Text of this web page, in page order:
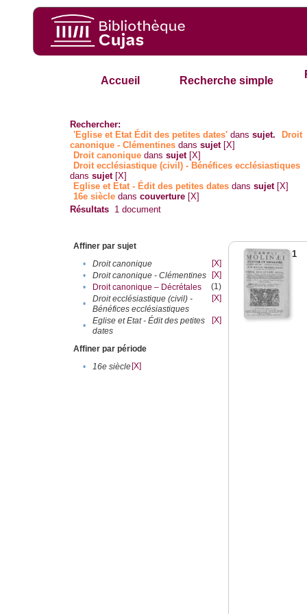
Accueil Recherche simple
Rechercher:
'Eglise et Etat Édit des petites dates' danssujet.
Droit
canonique - Clémentines danssujet [X]
Droit canonique danssujet [X]
Droit ecclésiastique (civil) - Bénéfices ecclésiastiques
danssujet [X]
Eglise et Etat - Édit des petites dates danssujet [X]
16e siècle danscouverture [X]
Résultats 1 document
Affiner par sujet
•
Droit canonique
[X]
•
Droit canonique - Clémentines
[X]
•
Droit canonique – Décrétales
(1)
•
Droit ecclésiastique (civil) -
Bénéfices ecclésiastiques
[X]
•
Eglise et Etat - Édit des petites
dates
[X]
Affiner par période
•
16e siècle[X]
1